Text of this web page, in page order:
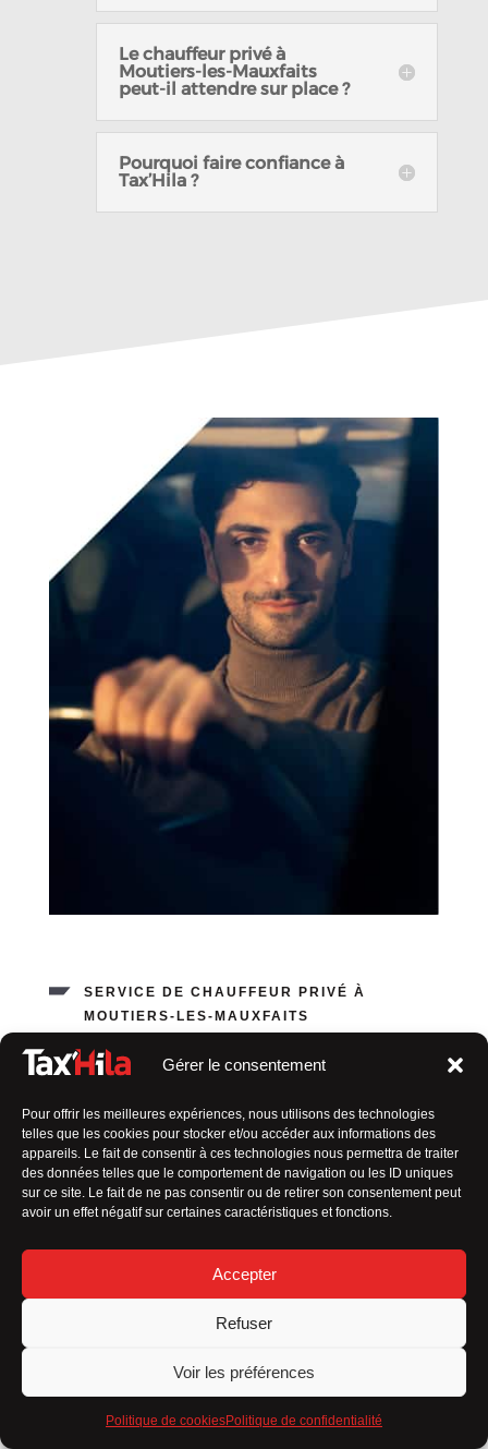
Gérer le consentement
Pour offrir les meilleures expériences, nous utilisons des technologies
telles que les cookies pour stocker et/ou accéder aux informations des
appareils. Le fait de consentir à ces technologies nous permettra de traiter
des données telles que le comportement de navigation ou les ID uniques
sur ce site. Le fait de ne pas consentir ou de retirer son consentement peut
avoir un effet négatif sur certaines caractéristiques et fonctions.
Accepter
Refuser
Voir les préférences
Politique de cookiesPolitique de confidentialité
Le chauffeur privé à
Moutiers-les-Mauxfaits
peut-il attendre sur place ?
Pourquoi faire confiance à
Tax’Hila ?
SERVICE DE CHAUFFEUR PRIVÉ À
MOUTIERS-LES-MAUXFAITS
Votre chauffeur de confiance
En tant quetaxi en Vendée indépendant, ma valeur
ajoutée réside dansplusieurs aspects qui me
distinguent des autres :
Service personnalisé
Engagement envers la qualité
Tarification transparente